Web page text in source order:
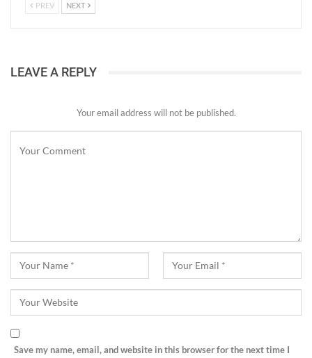
PREV NEXT
LEAVE A REPLY
Your email address will not be published.
Save my name, email, and website in this browser for the next time I